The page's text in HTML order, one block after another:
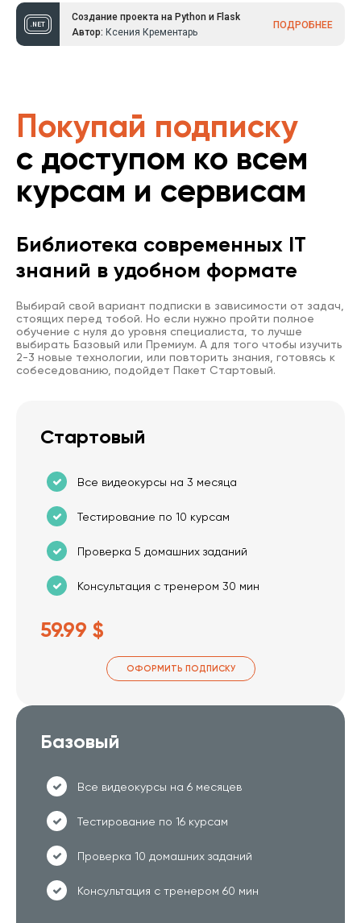
Создание проекта на Python и Flask
Автор: Ксения Крементарь
ПОДРОБНЕЕ
Покупай подписку
с доступом ко всем
курсам и сервисам
Библиотека современных IT
знаний в удобном формате
Выбирай свой вариант подписки в зависимости от задач,
стоящих перед тобой. Но если нужно пройти полное
обучение с нуля до уровня специалиста, то лучше
выбирать Базовый или Премиум. А для того чтобы изучить
2-3 новые технологии, или повторить знания, готовясь к
собеседованию, подойдет Пакет Стартовый.
Стартовый
Все видеокурсы на 3 месяца
Тестирование по 10 курсам
Проверка 5 домашних заданий
Консультация с тренером 30 мин
59.99 $
ОФОРМИТЬ ПОДПИСКУ
Базовый
Все видеокурсы на 6 месяцев
Тестирование по 16 курсам
Проверка 10 домашних заданий
Консультация с тренером 60 мин